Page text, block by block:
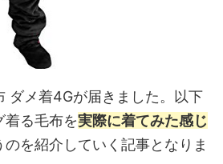
ダメ着4Gが届きました。以下
着る毛布を実際に着てみた感じ
のを紹介していく記事となりま